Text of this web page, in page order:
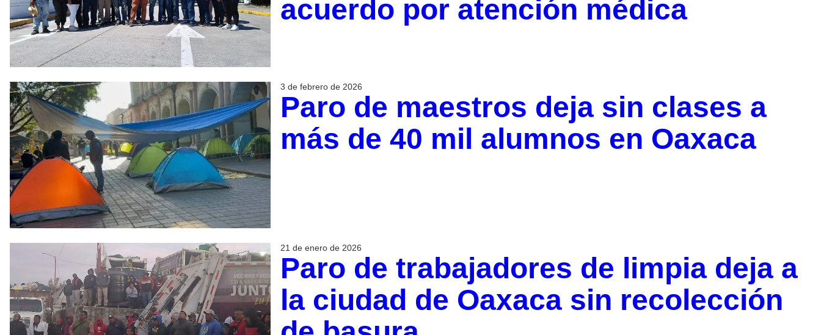
acuerdo por atención médica
3 de febrero de 2026
Paro de maestros deja sin clases a
más de 40 mil alumnos en Oaxaca
21 de enero de 2026
Paro de trabajadores de limpia deja a
la ciudad de Oaxaca sin recolección